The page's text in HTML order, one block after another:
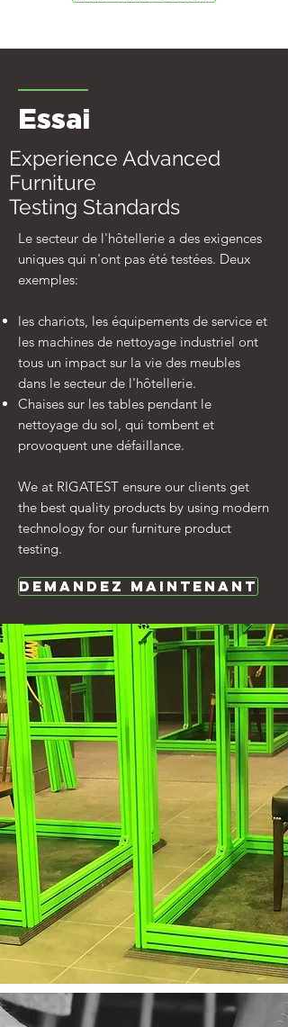
Essai
Le secteur de l'hôtellerie a des exigences
uniques qui n'ont pas été testées. Deux
exemples:
les chariots, les équipements de service et
les machines de nettoyage industriel ont
tous un impact sur la vie des meubles
dans le secteur de l'hôtellerie.
Chaises sur les tables pendant le
nettoyage du sol, qui tombent et
provoquent une défaillance.
We at RIGATEST ensure our clients get
the best quality products by using modern
technology for our furniture product
testing.
DemandeZ maintenant
Experience Advanced
Furniture
Testing Standards